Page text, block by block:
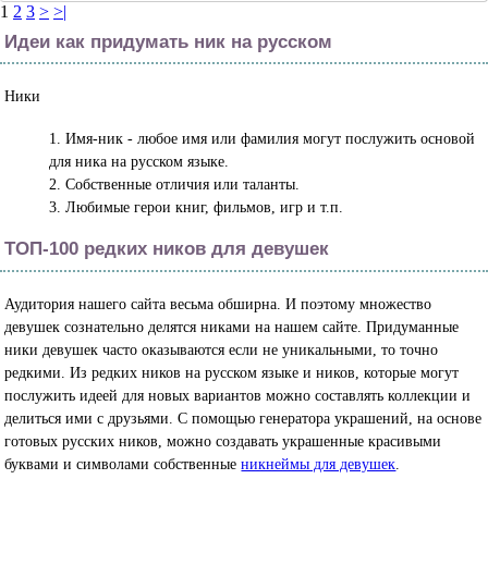
1 2 3 > >|
Идеи как придумать ник на русском
Ники
Имя-ник - любое имя или фамилия могут послужить основой
для ника на русском языке.
Собственные отличия или таланты.
Любимые герои книг, фильмов, игр и т.п.
ТОП-100 редких ников для девушек
Аудитория нашего сайта весьма обширна. И поэтому множество
девушек сознательно делятся никами на нашем сайте. Придуманные
ники девушек часто оказываются если не уникальными, то точно
редкими. Из редких ников на русском языке и ников, которые могут
послужить идеей для новых вариантов можно составлять коллекции и
делиться ими с друзьями. С помощью генератора украшений, на основе
готовых русских ников, можно создавать украшенные красивыми
буквами и символами собственныеникнеймы для девушек.